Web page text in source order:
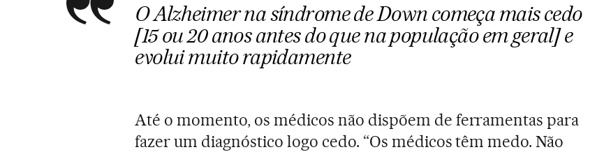
O Alzheimer na síndrome de Down começa mais cedo
[15 ou 20 anos antes do que na população em geral] e
evolui muito rapidamente
Até o momento, os médicos não dispõem de ferramentas para
fazer um diagnóstico logo cedo. “Os médicos têm medo. Não